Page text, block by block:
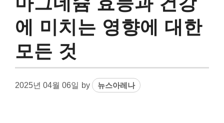
에 미치는 영향에 대한
모든 것
2025년 04월 06일 by 뉴스아레나